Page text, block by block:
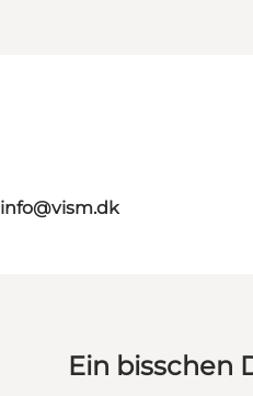
info@vism.dk
Ein bisschen